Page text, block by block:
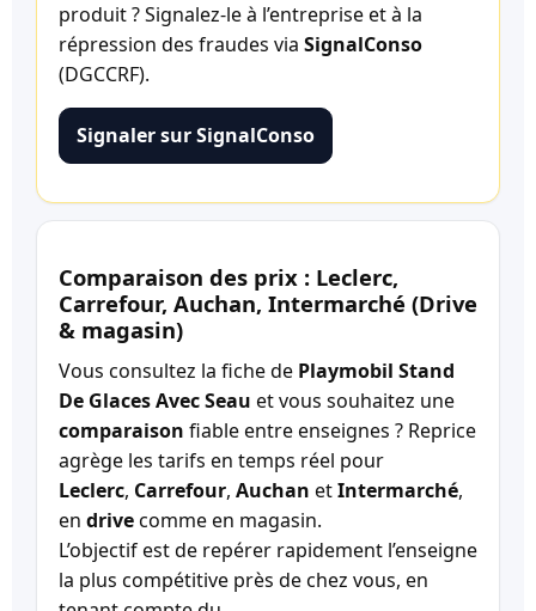
produit ? Signalez-le à l’entreprise et à la
répression des fraudes via SignalConso
(DGCCRF).
Signaler sur SignalConso
Comparaison des prix : Leclerc,
Carrefour, Auchan, Intermarché (Drive
& magasin)
Vous consultez la fiche de Playmobil Stand
De Glaces Avec Seau et vous souhaitez une
comparaison fiable entre enseignes ? Reprice
agrège les tarifs en temps réel pour
Leclerc, Carrefour, Auchan etIntermarché,
en drivecomme en magasin.
L’objectif est de repérer rapidement l’enseigne
la plus compétitive près de chez vous, en